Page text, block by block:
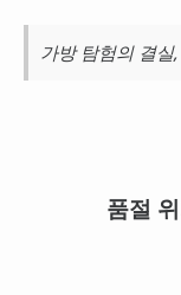
가방 탐험의 결실
품절